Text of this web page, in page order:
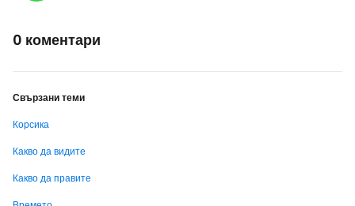
0 коментари
Свързани теми
Корсика
Какво да видите
Какво да правите